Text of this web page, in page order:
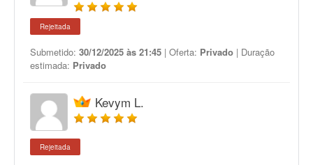
Rejeitada
Submetido: 30/12/2025 às 21:45 | Oferta: Privado | Duração
estimada: Privado
Kevym L.
Rejeitada